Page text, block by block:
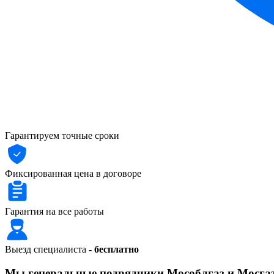
Гарантируем точные сроки
Фиксированная цена в договоре
Гарантия на все работы
Выезд специалиста - бесплатно